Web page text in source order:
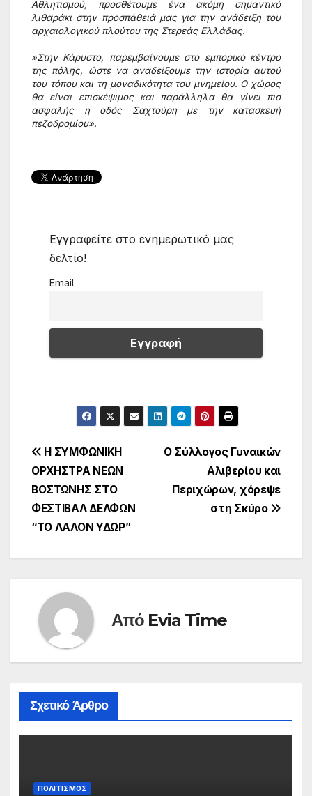
Αθλητισμού, προσθέτουμε ένα ακόμη σημαντικό
λιθαράκι στην προσπάθειά μας για την ανάδειξη του
αρχαιολογικού πλούτου της Στερεάς Ελλάδας.
»Στην Κάρυστο, παρεμβαίνουμε στο εμπορικό κέντρο
της πόλης, ώστε να αναδείξουμε την ιστορία αυτού
του τόπου και τη μοναδικότητα του μνημείου. Ο χώρος
θα είναι επισκέψιμος και παράλληλα θα γίνει πιο
ασφαλής η οδός Σαχτούρη με την κατασκευή
πεζοδρομίου».
Εγγραφείτε στο ενημερωτικό μας
δελτίο!
Email
Πλοήγηση
άρθρων
Ο Σύλλογος Γυναικών
Αλιβερίου και
Περιχώρων, χόρεψε
στη Σκύρο
H ΣΥΜΦΩΝΙΚΗ
ΟΡΧΗΣΤΡΑ ΝΕΩΝ
ΒΟΣΤΩΝΗΣ ΣΤΟ
ΦΕΣΤΙΒΑΛ ΔΕΛΦΩΝ
“ΤΟ ΛΑΛΟΝ ΥΔΩΡ”
Από Evia Time
Σχετικό Άρθρο
ΠΟΛΙΤΙΣΜΟΣ